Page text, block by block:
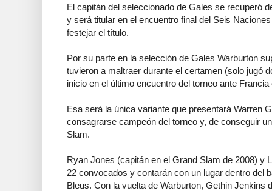
El capitán del seleccionado de Gales se recuperó
y será titular en el encuentro final del Seis
festejar el título.
Por su parte en la selección de Gales Warburton
tuvieron a maltraer durante el certamen (solo jugó
inicio en el último encuentro del torneo ante
Esa será la única variante que presentará Warren
consagrarse campeón del torneo y, de conseguir
Slam.
Ryan Jones (capitán en el Grand Slam de 2008) y
22 convocados y contarán con un lugar dentro del
Bleus. Con la vuelta de Warburton, Gethin Jenkins